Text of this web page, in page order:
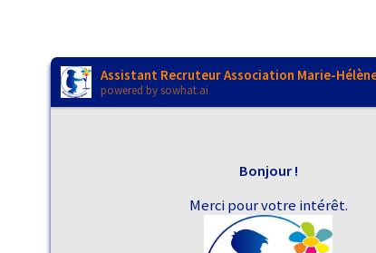
Assistant Recruteur Association Marie-
powered bysowhat.ai